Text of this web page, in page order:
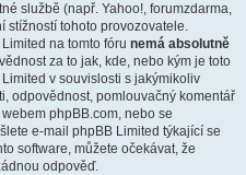
službě (např. Yahoo!, forumzdarma,
stížností tohoto provozovatele.
na tomto fóru nemá absolutně
za to jak, kde, nebo kým je toto
v souvislosti s jakýmikoliv
odpovědnost, pomlouvačný komentář
webem phpBB.com, nebo se
e-mail phpBB Limited týkající se
software, můžete očekávat, že
odpověď.